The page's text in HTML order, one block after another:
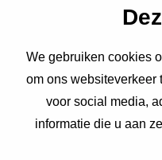
We gebruiken cookies
om ons websiteverkeer
voor social media,
informatie die u aan